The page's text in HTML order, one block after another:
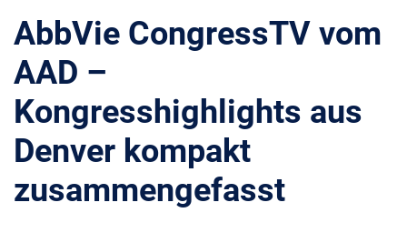
AbbVie CongressTV vom
AAD –
Kongresshighlights aus
Denver kompakt
zusammengefasst